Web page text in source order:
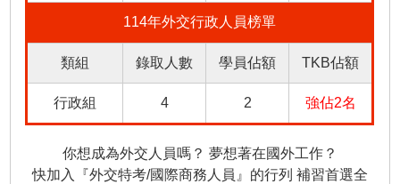
114年外交行政人員榜單
類組 錄取人數 學員佔額 TKB佔額
行政組 4 2 強佔2名
你想成為外交人員嗎？ 夢想著在國外工作？
快加入『外交特考/國際商務人員』的行列 補習首選全